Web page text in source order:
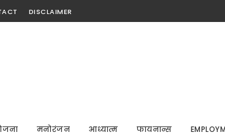
DISCLAIMER
मनोरंजन आध्यात्म फायनान्स